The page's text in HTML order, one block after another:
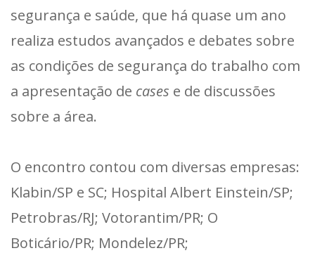
segurança e saúde, que há quase um ano
realiza estudos avançados e debates sobre
as condições de segurança do trabalho com
a apresentação de cases e de discussões
sobre a área.
O encontro contou com diversas empresas:
Klabin/SP e SC; Hospital Albert Einstein/SP;
Petrobras/RJ; Votorantim/PR; O
Boticário/PR; Mondelez/PR;